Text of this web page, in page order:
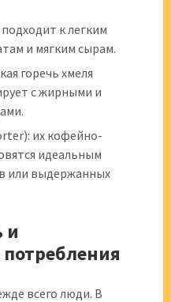
к легким
и мягким сырам.
горечь хмеля
с жирными и
их кофейно-
идеальным
или выдержанных
и
всего люди. В